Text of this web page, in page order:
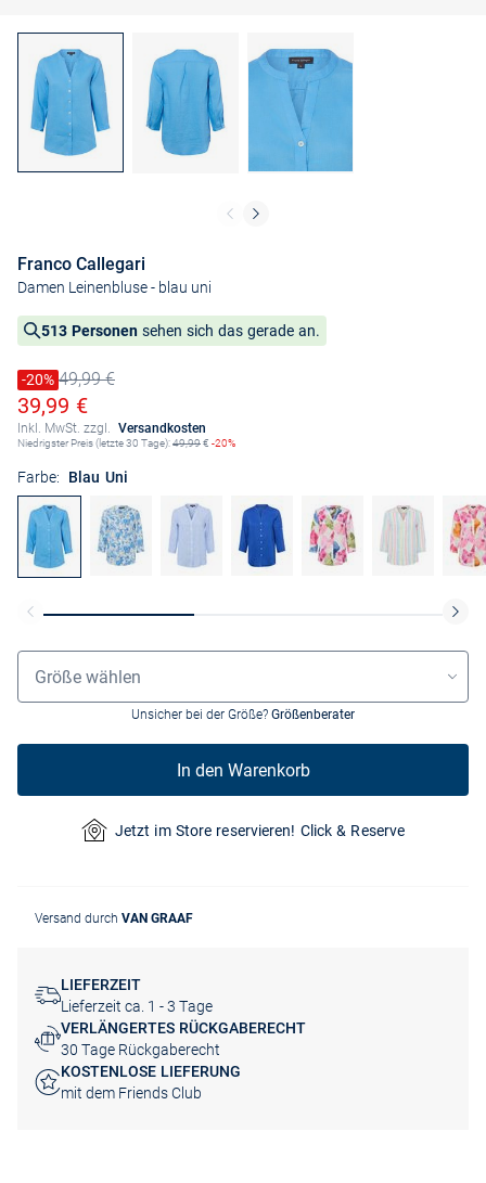
Franco Callegari
Damen Leinenbluse- blau uni
513 Personen sehen sich das gerade an.
Preis reduziert um
-20%
Alter Preis49,99 €
Ermäßigter Preis
39,99 €
Inkl. MwSt. zzgl. Versandkosten
Niedrigster Preis (letzte 30 Tage):49,99€ -20%
Farbe: Blau Uni
Grössenauswahl
Größe wählen
Unsicher bei der Größe? Größenberater
In den Warenkorb
Jetzt im Store reservieren! Click & Reserve
Versand durch VAN GRAAF
LIEFERZEIT
Lieferzeit ca. 1 - 3 Tage
VERLÄNGERTES RÜCKGABERECHT
30 Tage Rückgaberecht
KOSTENLOSE LIEFERUNG
mit dem Friends Club